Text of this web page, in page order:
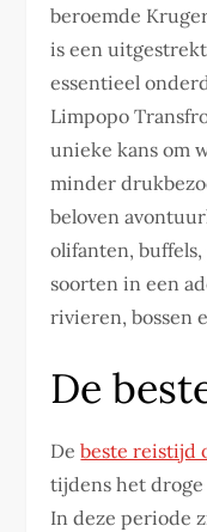
beroemde
is een
essentieel
Limpopo
unieke kans om
minder
beloven
olifanten,
soorten in een
rivieren, bossen
De
Debeste reistijd
tijdens het droge
In deze periode